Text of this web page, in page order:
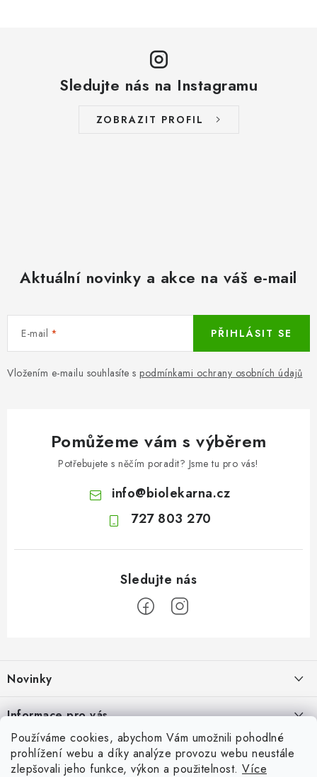
Používáme cookies, abychom Vám umožnili pohodlné
prohlížení webu a díky analýze provozu webu neustále
zlepšovali jeho funkce, výkon a použitelnost. Více
Sledujte nás na Instagramu
ZOBRAZIT PROFIL
Aktuální novinky a akce na váš e-mail
E-mail
Vložením e-mailu souhlasíte s podmínkami ochrany osobních údajů
PŘIHLÁSIT SE
Pomůžeme vám s výběrem
Potřebujete s něčím poradit? Jsme tu pro vás!
info@biolekarna.cz
727 803 270
p
a
t
Novinky
Olivový olej při zácpě: co ukazují klinické studie?
Jak na klidné trávení na cestách
4.8.2026
Informace pro vás
Odborný garant MUDr. Monika Klaudysová
Jak nakupovat
Přijímáme online platby